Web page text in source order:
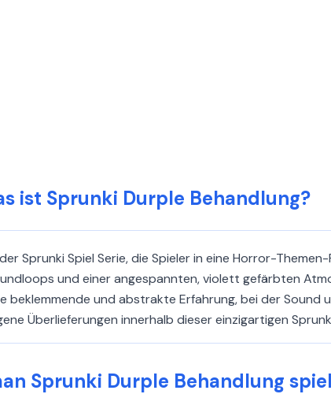
ist Sprunki Durple Behandlung?
Sprunki Spiel Serie, die Spieler in eine Horror-
und einer angespannten, violett gefärbten
und abstrakte Erfahrung, bei der Sound
Überlieferungen innerhalb dieser einzigartigen
Sprunki Durple Behandlung